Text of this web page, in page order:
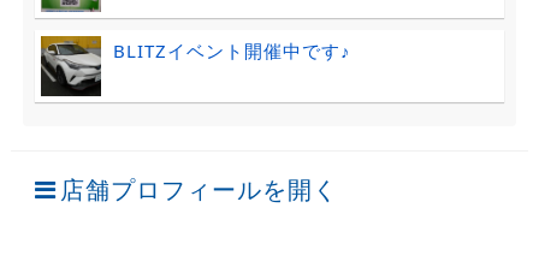
BLITZイベント開催中です♪
店舗プロフィールを開く